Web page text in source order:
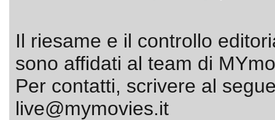
Il riesame e il controllo
sono affidati al team di
Per contatti, scrivere al
live@mymovies.it